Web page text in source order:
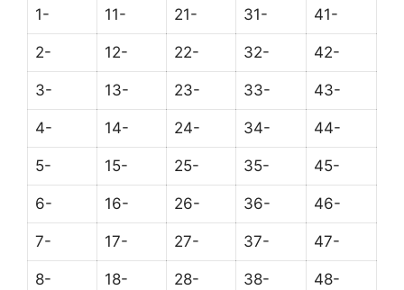
1- 11- 21- 31- 41-
2- 12- 22- 32- 42-
3- 13- 23- 33- 43-
4- 14- 24- 34- 44-
5- 15- 25- 35- 45-
6- 16- 26- 36- 46-
7- 17- 27- 37- 47-
8- 18- 28- 38- 48-